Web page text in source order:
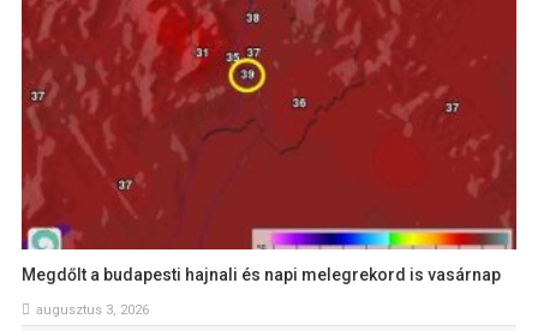
Megdőlt a budapesti hajnali és napi melegrekord is vasárnap
augusztus 3, 2026